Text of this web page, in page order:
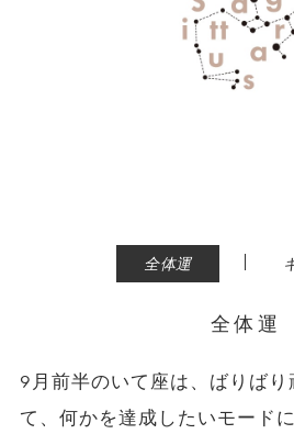
全体運 |
全体運
9月前半のいて座は、ばりば
て、何かを達成したいモード